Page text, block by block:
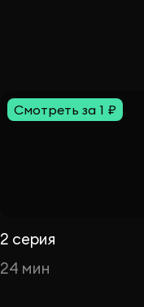
Смотреть за 1 ₽
2 серия
24 мин